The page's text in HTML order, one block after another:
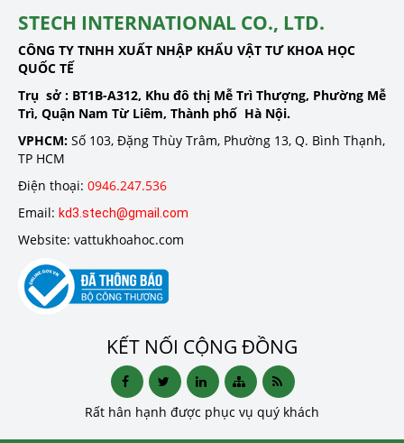
STECH INTERNATIONAL CO., LTD.
CÔNG TY TNHH XUẤT NHẬP KHẨU VẬT TƯ KHOA HỌC
QUỐC TẾ
Trụ sở : BT1B-A312, Khu đô thị Mễ Trì Thượng, Phường Mễ
Trì, Quận Nam Từ Liêm, Thành phố Hà Nội.
VPHCM: Số 103, Đặng Thùy Trâm, Phường 13, Q. Bình Thạnh,
TP HCM
Điện thoại: 0946.247.536
Email: kd3.stech@gmail.com
Website: vattukhoahoc.com
KẾT NỐI CỘNG ĐỒNG
Rất hân hạnh được phục vụ quý khách